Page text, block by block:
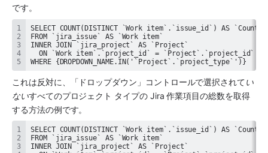
です。
WHERE {DROPDOWN_NAME.IN('`Project`.`project_type`')}
これは反対に、「ドロップダウン」コントロールで選択されてい
ないすべてのプロジェクト タイプの Jira 作業項目の総数を取得
する方法の例です。